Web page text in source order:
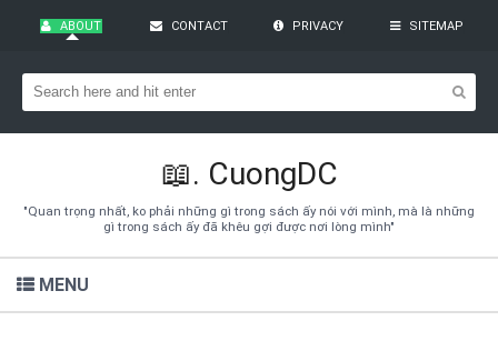
ABOUT CONTACT PRIVACY SITEMAP
📖. CuongDC
"Quan trọng nhất, ko phải những gì trong sách ấy nói với mình, mà là những
gì trong sách ấy đã khêu gợi được nơi lòng mình"
MENU
Bạn đang cần tìm kiếm gì?
Theo dõi blog qua Email
Hãy đăng kí theo dõi blog để cập nhật những thủ thuật blogger,